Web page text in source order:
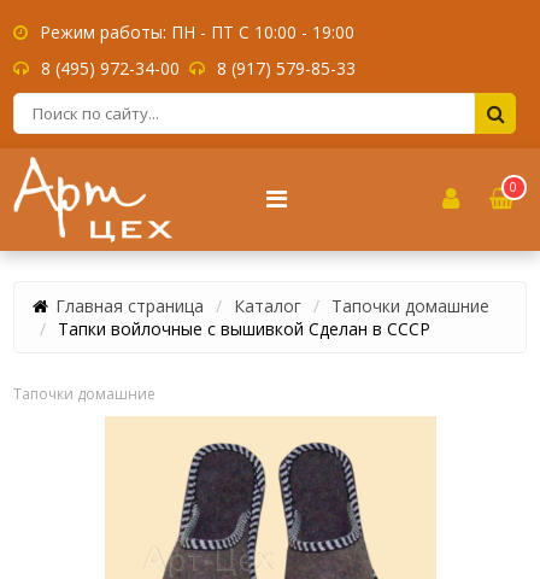
Режим работы: ПН - ПТ С 10:00 - 19:00
8 (495) 972-34-00
8 (917) 579-85-33
0
Главная страница Каталог
Тапочки домашние
Тапки войлочные с вышивкой Сделан в СССР
Тапочки домашние